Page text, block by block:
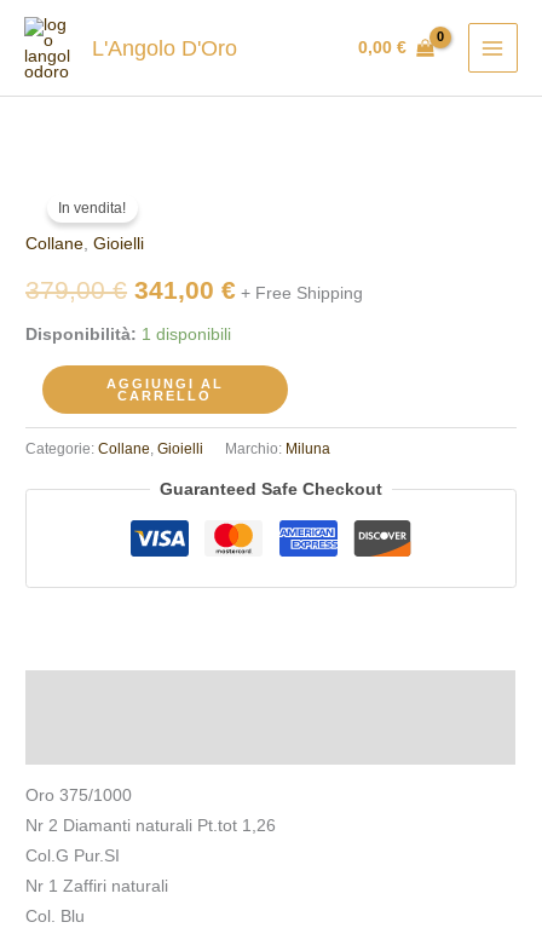
contenuto
L'Angolo D'Oro 0,00€
In vendita!
Collane ,Gioielli
379,00€
prezzo
originale
era:
379,00 €.
341,00€ attuale
341,00 €.
+ Free Shipping
Disponibilità: 1 disponibili
Miluna
CLD4663X
AGGIUNGI AL
CARRELLO
Categorie:Collane,Gioielli Marchio: Miluna
Guaranteed Safe Checkout
Oro 375/1000
Nr 2 Diamanti naturali Pt.tot 1,26
Col.G Pur.SI
Nr 1 Zaffiri naturali
Col. Blu